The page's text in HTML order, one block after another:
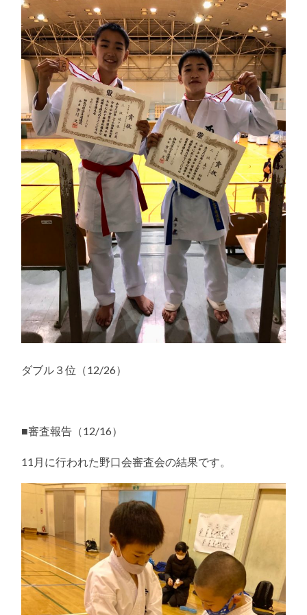
ダブル３位（12/26）
■審査報告（12/16）
11月に行われた野口会審査会の結果です。